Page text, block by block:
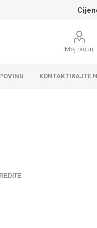
Moj račun
KONTAKTIRAJTE